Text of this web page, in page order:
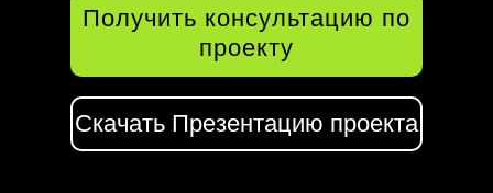
Получить консультацию по
проекту
Скачать Презентацию проекта